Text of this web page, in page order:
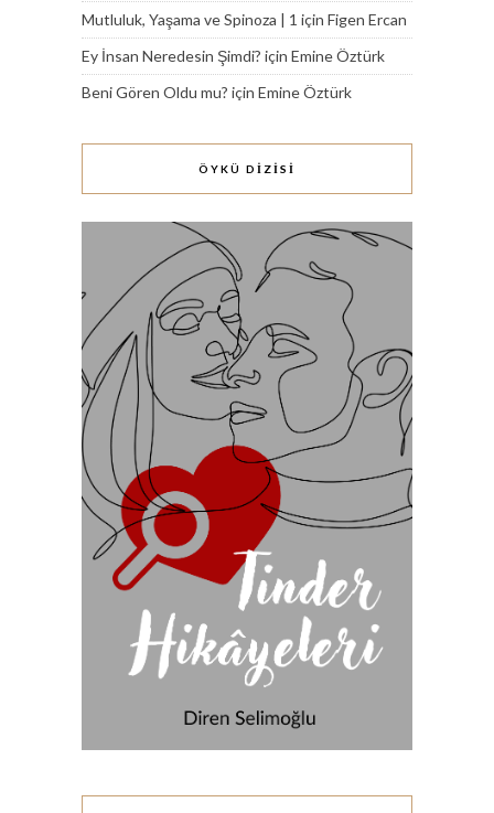
Mutluluk, Yaşama ve Spinoza | 1 için Figen Ercan
Ey İnsan Neredesin Şimdi? için Emine Öztürk
Beni Gören Oldu mu? için Emine Öztürk
ÖYKÜ DİZİSİ